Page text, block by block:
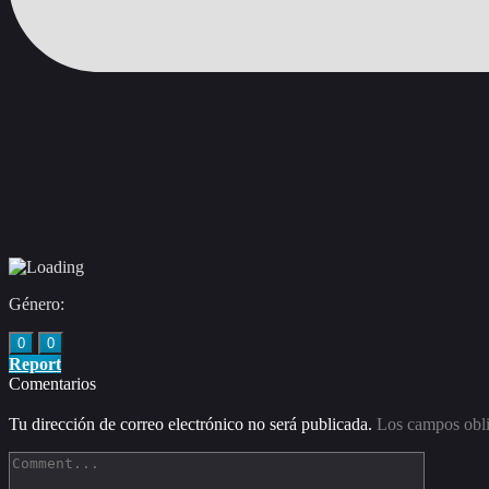
Género:
0 0
Report
Comentarios
Tu dirección de correo electrónico no será publicada. Los campos